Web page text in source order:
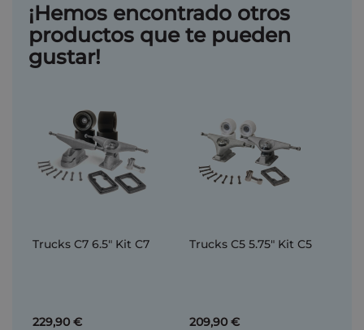
¡Hemos encontrado otros
productos que te pueden
gustar!
Trucks C7 6.5" Kit C7
229,90 €
Trucks C5 5.75" Kit C5
209,90 €